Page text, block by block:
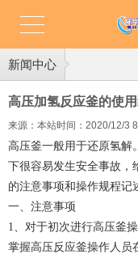
新闻中心
高压加氢反应釜的使
来源：本站时间：2020/12/3
高压釜一般用于还原氢解
下很容易发生安全事故，
的注意事项和操作规程记
一、注意事项
1、对于初次进行高压釜
掌握高压反应釜操作人员